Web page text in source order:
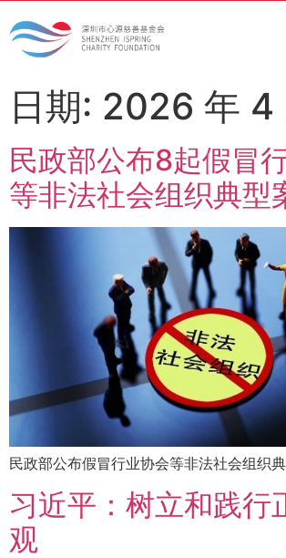
日期: 2026 年 4
民政部公布8起假冒
等非法社会组织典型
民政部公布假冒行业协会等非法社会组织
习近平：树立和践行
观